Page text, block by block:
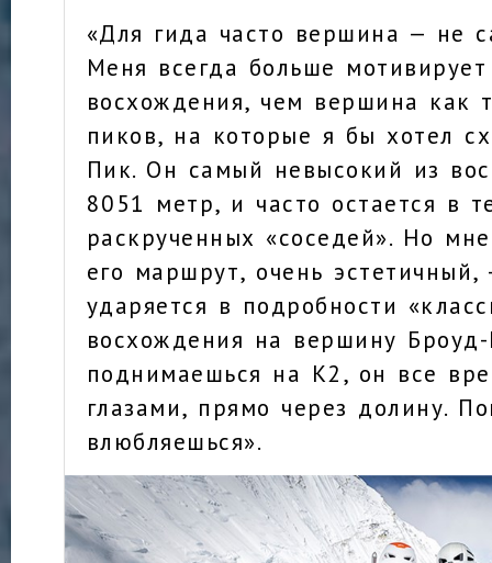
«Для гида часто вершина — не
Меня всегда больше
восхождения, чем вершина как
пиков, на которые я бы хотел
Пик. Он самый невысокий из
8051 метр, и часто остается в
раскрученных «соседей». Но
его маршрут, очень
ударяется в подробности
восхождения на вершину
поднимаешься на К2, он все
глазами, прямо через долину.
влюбляешься».